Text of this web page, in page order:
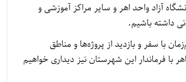
آزاد واحد اهر و سایر مراکز آموزشی و
داشته باشیم.
با سفر و بازدید از پروژه‌ها و مناطق
با فرماندار این شهرستان نیز دیداری خواهیم